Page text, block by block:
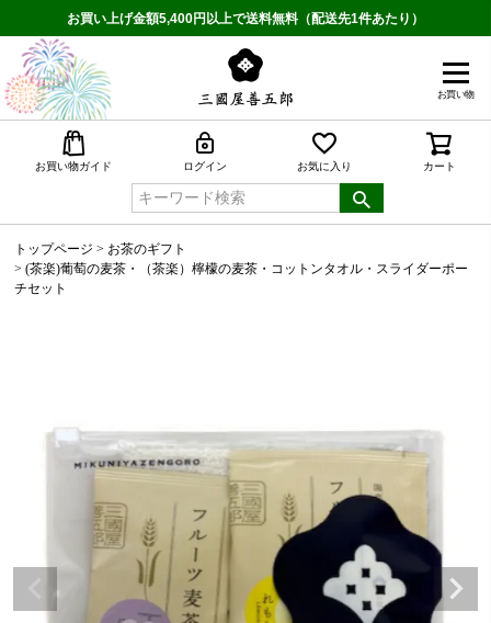
お買い上げ金額5,400円以上で送料無料（配送先1件あたり）
お買い物
お買い物ガイド ログイン お気に入り カート
トップページ
お茶のギフト
(茶楽)葡萄の麦茶・（茶楽）檸檬の麦茶・コットンタオル・スライダーポー
チセット